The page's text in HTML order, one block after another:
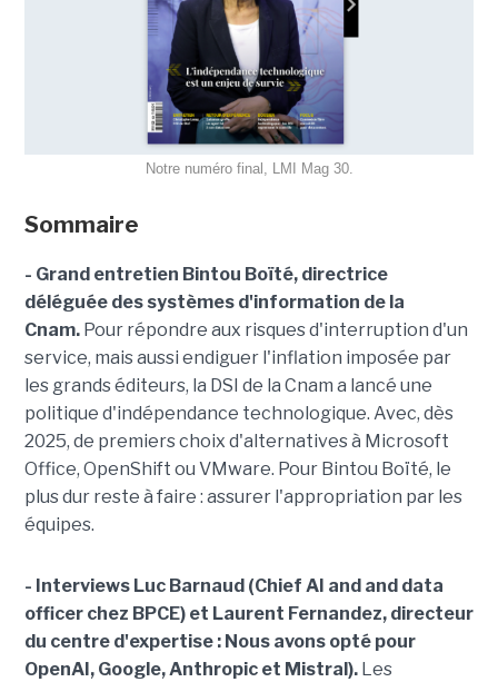
Notre numéro final, LMI Mag 30.
Sommaire
- Grand entretien Bintou Boïté, directrice
déléguée des systèmes d'information de la
Cnam. Pour répondre aux risques d'interruption d'un
service, mais aussi endiguer l'inflation imposée par
les grands éditeurs, la DSI de la Cnam a lancé une
politique d'indépendance technologique. Avec, dès
2025, de premiers choix d'alternatives à Microsoft
Office, OpenShift ou VMware. Pour Bintou Boïté, le
plus dur reste à faire : assurer l'appropriation par les
équipes.
- Interviews Luc Barnaud (Chief AI and and data
officer chez BPCE) et Laurent Fernandez, directeur
du centre d'expertise : Nous avons opté pour
OpenAI, Google, Anthropic et Mistral). Les